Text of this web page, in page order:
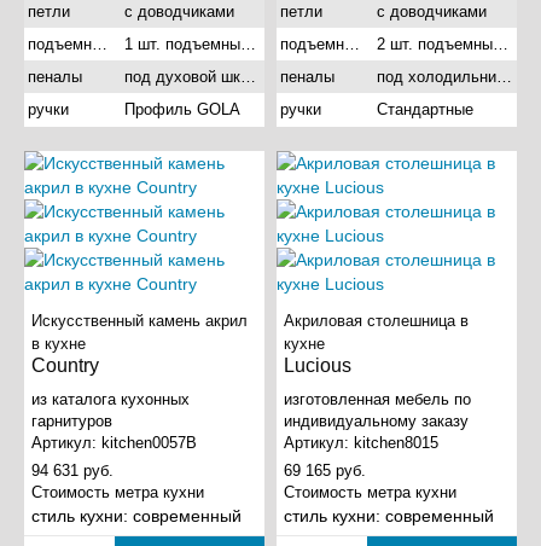
СТОИМОСТЬ
Эконом класс
Дорогие кухни
Элитные
РАЗМЕРЫ
Маленькие кухни
Большие кухни
РАСПОЛОЖЕНИЕ
в Хрущевку
для студии
для гостинной
для дома
ОСОБЕННОСТИ
встроенная кухня
с антресолью
двухуровневые
под потолок
линейные кухни
петли
с доводчиками
подъемные механизмы
1 шт. подъемный газовый
пеналы
под духовой шкаф
ручки
Профиль GOLA
петли
с доводчиками
подъемные механизмы
2 шт. подъемный газовый
пеналы
под холодильник и под духовой шкаф
ручки
Стандартные
Искусственный камень акрил
в кухне
Country
из каталога кухонных
гарнитуров
Артикул: kitchen0057B
94 631 руб.
Стоимость метра кухни
стиль кухни: современный
Акриловая столешница в
кухне
Lucious
изготовленная мебель по
индивидуальному заказу
Артикул: kitchen8015
69 165 руб.
Стоимость метра кухни
стиль кухни: современный